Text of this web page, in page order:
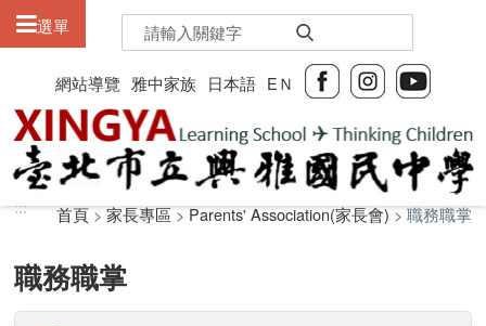
網站導覽 雅中家族 日本語 EＮ
選單
:::
:::
職務職掌
首頁>家長專區>Parents' Association(家長會)> 職務職掌